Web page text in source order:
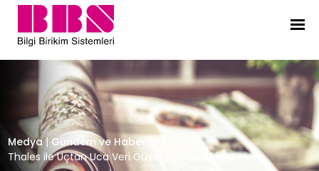
Thales ile Uçtan Uca Veri
Medya | Gündem ve Haberler
Thales ile Uçtan Uca Veri Güvenliği Etkinliğimiz